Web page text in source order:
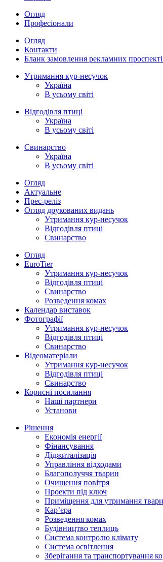
Огляд
Професіонали
Огляд
Контакти
Бланк замовлення рекламних
Утримання кур-несучок
Україна
В усьому світі
Відгодівля птиці
Україна
В усьому світі
Свинарство
Україна
В усьому світі
Огляд
Актуальне
Прес-реліз
Огляд друкованих видань
Утримання кур-несучок
Відгодівля птиці
Свинарство
Огляд
EuroTier
Утримання кур-несучок
Відгодівля птиці
Свинарство
Розведення комах
Календар виставок
Фотографії
Утримання кур-несучок
Відгодівля птиці
Свинарство
Відеоматеріали
Утримання кур-несучок
Відгодівля птиці
Свинарство
Корисні посилання
Наші партнери
Установи
Рішення
Економія енергії
Фінансування
Діджиталізація
Управління відходами
Благополуччя тварин
Очищення повітря
Проекти під ключ
Приміщення для утримання
Кар’єра
Розведення комах
Будівництво теплиць
Система контролю клімату
Система освітлення
Зберігання та транспортування